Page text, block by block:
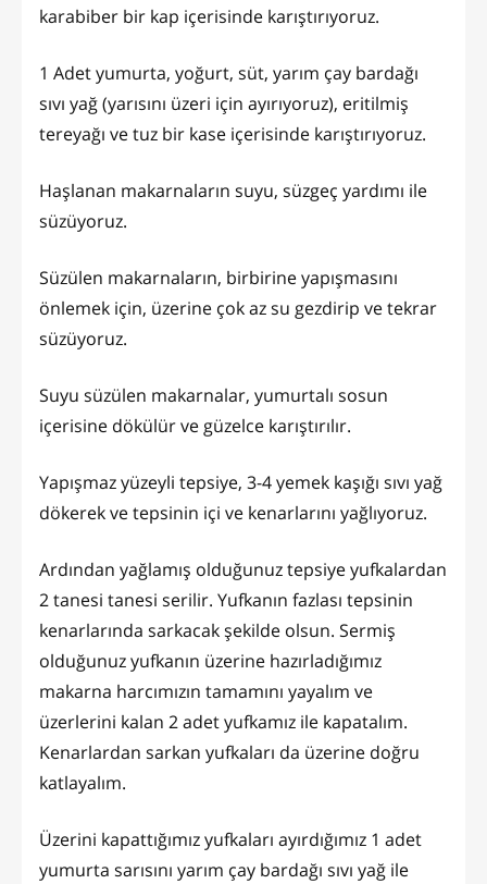
karabiber bir kap içerisinde karıştırıyoruz.
1 Adet yumurta, yoğurt, süt, yarım çay bardağı
sıvı yağ (yarısını üzeri için ayırıyoruz), eritilmiş
tereyağı ve tuz bir kase içerisinde karıştırıyoruz.
Haşlanan makarnaların suyu, süzgeç yardımı ile
süzüyoruz.
Süzülen makarnaların, birbirine yapışmasını
önlemek için, üzerine çok az su gezdirip ve tekrar
süzüyoruz.
Suyu süzülen makarnalar, yumurtalı sosun
içerisine dökülür ve güzelce karıştırılır.
Yapışmaz yüzeyli tepsiye, 3-4 yemek kaşığı sıvı yağ
dökerek ve tepsinin içi ve kenarlarını yağlıyoruz.
Ardından yağlamış olduğunuz tepsiye yufkalardan
2 tanesi tanesi serilir. Yufkanın fazlası tepsinin
kenarlarında sarkacak şekilde olsun. Sermiş
olduğunuz yufkanın üzerine hazırladığımız
makarna harcımızın tamamını yayalım ve
üzerlerini kalan 2 adet yufkamız ile kapatalım.
Kenarlardan sarkan yufkaları da üzerine doğru
katlayalım.
Üzerini kapattığımız yufkaları ayırdığımız 1 adet
yumurta sarısını yarım çay bardağı sıvı yağ ile